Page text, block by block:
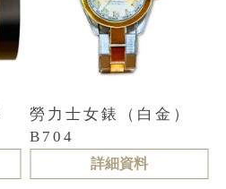
勞力士女錶（白金）
B704
詳細資料